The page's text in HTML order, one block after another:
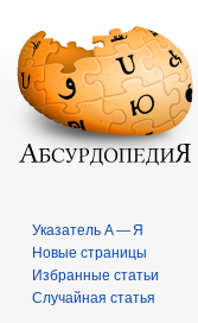
Указатель А — Я
Новые страницы
Избранные статьи
Случайная статья